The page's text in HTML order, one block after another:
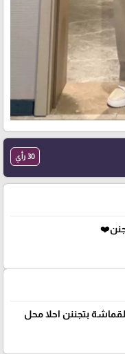
30 رأي
بتجننن احلا محل